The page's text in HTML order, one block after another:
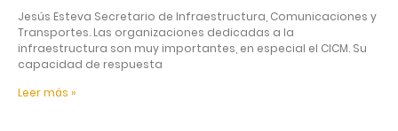
Jesús Esteva Secretario de Infraestructura, Comunicaciones y
Transportes. Las organizaciones dedicadas a la
infraestructura son muy importantes, en especial el CICM. Su
capacidad de respuesta
Leer más »